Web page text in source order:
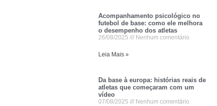
Acompanhamento psicológico no
futebol de base: como ele melhora
o desempenho dos atletas
26/08/2025 Nenhum comentário
Leia Mais »
Da base à europa: histórias reais de
atletas que começaram com um
vídeo
07/08/2025 Nenhum comentário